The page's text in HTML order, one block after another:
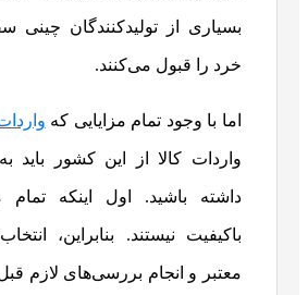
بسیاری از تولیدکنندگان
خرد را قبول می‌کنند.
اما با وجود تمام مزایایی که
واردات کالا از این کشور باید
داشته باشید. اول اینکه
باکیفیت نیستند. بنابراین،
معتبر و انجام بررسی‌های لازم